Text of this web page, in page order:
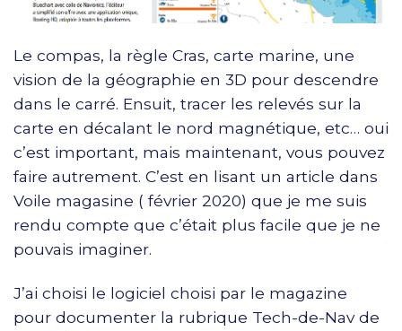
Le compas, la règle Cras, carte marine, une
vision de la géographie en 3D pour descendre
dans le carré. Ensuit, tracer les relevés sur la
carte en décalant le nord magnétique, etc… oui
c’est important, mais maintenant, vous pouvez
faire autrement. C’est en lisant un article dans
Voile magasine ( février 2020) que je me suis
rendu compte que c’était plus facile que je ne
pouvais imaginer.
J’ai choisi le logiciel choisi par le magazine
pour documenter la rubrique Tech-de-Nav de